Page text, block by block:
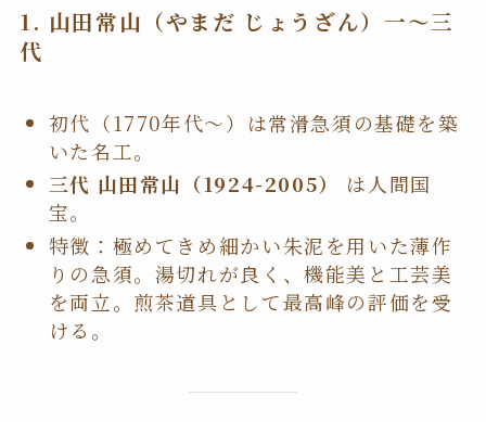
1. 山田常山（やまだ じょうざん）一～三
代
初代（1770年代〜）は常滑急須の基礎を築
いた名工。
三代 山田常山（1924-2005）
は人間国
宝。
特徴：極めてきめ細かい朱泥を用いた薄作
りの急須。湯切れが良く、機能美と工芸美
を両立。煎茶道具として最高峰の評価を受
ける。